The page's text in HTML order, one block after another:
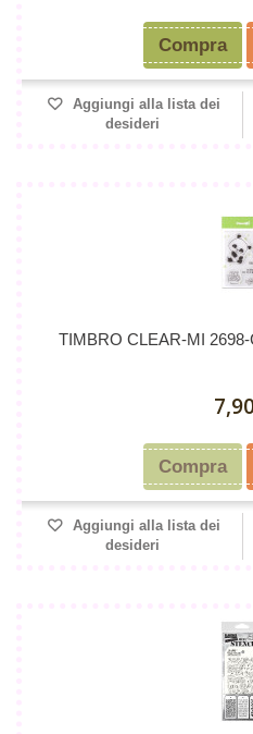
Compra
Aggiungi alla lista dei
desideri
TIMBRO CLEAR-MI
Compra
Aggiungi alla lista dei
desideri